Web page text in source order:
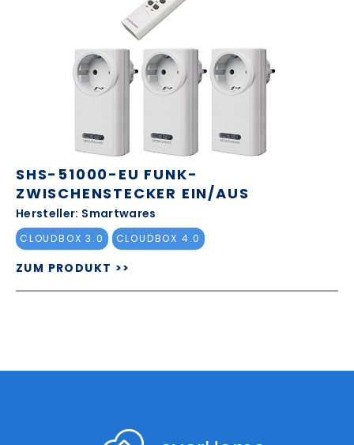
SHS-51000-EU FUNK-
ZWISCHENSTECKER EIN/AUS
Hersteller: Smartwares
CLOUDBOX 3.0 CLOUDBOX 4.0
ZUM PRODUKT >>